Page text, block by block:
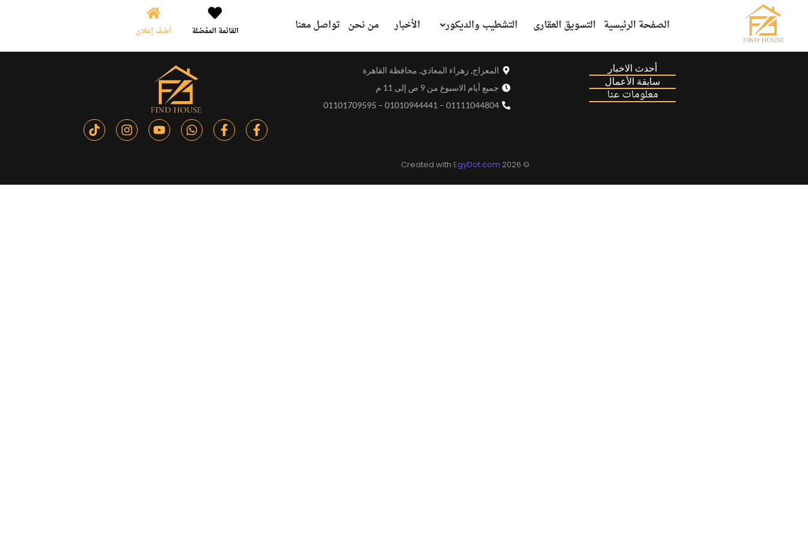
الصفحة الرئيسية التسويق العقارى التشطيب والديكور الأخبار من نحن تواصل معنا القائمة المفضلة أضف إعلان
أحدث الاخبار
سابقة الأعمال
معلومات عنا
المعراج, زهراء المعادي, محافظة القاهرة
جميع أيام الاسبوع من 9 ص إلى 11 م
01111044804 – 01010944441 – 01101709595
© 2026 Created with
EgyDot.com